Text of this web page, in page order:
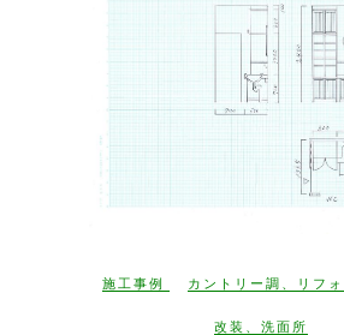
施工事例 カントリー調 リフ
改装 洗面所